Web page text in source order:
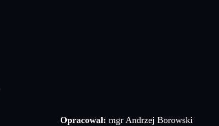
Opracował: mgr Andrzej Borowski